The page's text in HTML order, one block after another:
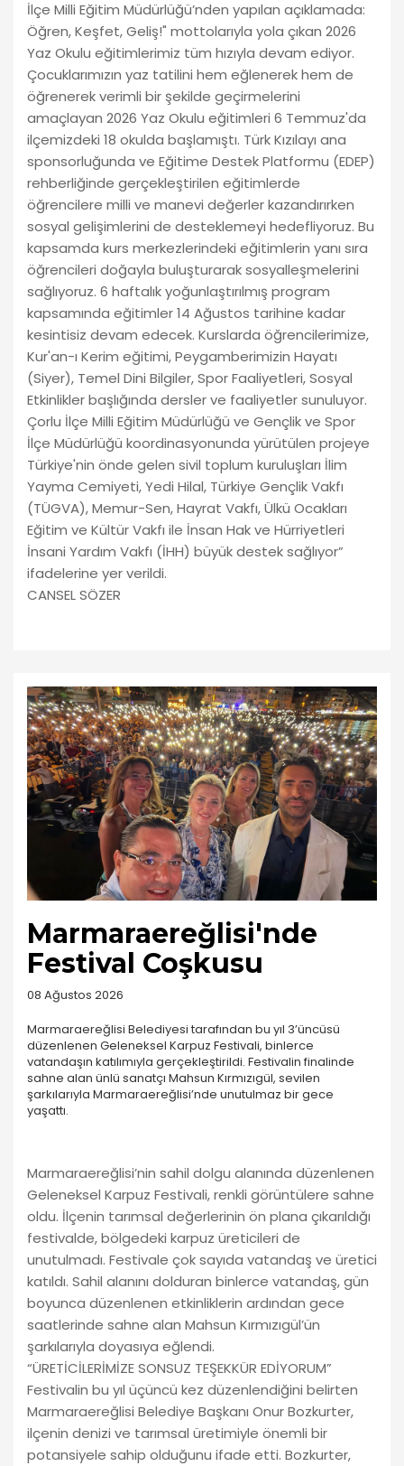
İlçe Milli Eğitim Müdürlüğü’nden yapılan açıklamada:
Öğren, Keşfet, Geliş!" mottolarıyla yola çıkan 2026
Yaz Okulu eğitimlerimiz tüm hızıyla devam ediyor.
Çocuklarımızın yaz tatilini hem eğlenerek hem de
öğrenerek verimli bir şekilde geçirmelerini
amaçlayan 2026 Yaz Okulu eğitimleri 6 Temmuz'da
ilçemizdeki 18 okulda başlamıştı. Türk Kızılayı ana
sponsorluğunda ve Eğitime Destek Platformu (EDEP)
rehberliğinde gerçekleştirilen eğitimlerde
öğrencilere milli ve manevi değerler kazandırırken
sosyal gelişimlerini de desteklemeyi hedefliyoruz. Bu
kapsamda kurs merkezlerindeki eğitimlerin yanı sıra
öğrencileri doğayla buluşturarak sosyalleşmelerini
sağlıyoruz. 6 haftalık yoğunlaştırılmış program
kapsamında eğitimler 14 Ağustos tarihine kadar
kesintisiz devam edecek. Kurslarda öğrencilerimize,
Kur'an-ı Kerim eğitimi, Peygamberimizin Hayatı
(Siyer), Temel Dini Bilgiler, Spor Faaliyetleri, Sosyal
Etkinlikler başlığında dersler ve faaliyetler sunuluyor.
Çorlu İlçe Milli Eğitim Müdürlüğü ve Gençlik ve Spor
İlçe Müdürlüğü koordinasyonunda yürütülen projeye
Türkiye'nin önde gelen sivil toplum kuruluşları İlim
Yayma Cemiyeti, Yedi Hilal, Türkiye Gençlik Vakfı
(TÜGVA), Memur-Sen, Hayrat Vakfı, Ülkü Ocakları
Eğitim ve Kültür Vakfı ile İnsan Hak ve Hürriyetleri
İnsani Yardım Vakfı (İHH) büyük destek sağlıyor”
ifadelerine yer verildi.
CANSEL SÖZER
Marmaraereğlisi'nde
Festival Coşkusu
08 Ağustos 2026
Marmaraereğlisi Belediyesi tarafından bu yıl 3’üncüsü
düzenlenen Geleneksel Karpuz Festivali, binlerce
vatandaşın katılımıyla gerçekleştirildi. Festivalin finalinde
sahne alan ünlü sanatçı Mahsun Kırmızıgül, sevilen
şarkılarıyla Marmaraereğlisi’nde unutulmaz bir gece
yaşattı.
Marmaraereğlisi’nin sahil dolgu alanında düzenlenen
Geleneksel Karpuz Festivali, renkli görüntülere sahne
oldu. İlçenin tarımsal değerlerinin ön plana çıkarıldığı
festivalde, bölgedeki karpuz üreticileri de
unutulmadı. Festivale çok sayıda vatandaş ve üretici
katıldı. Sahil alanını dolduran binlerce vatandaş, gün
boyunca düzenlenen etkinliklerin ardından gece
saatlerinde sahne alan Mahsun Kırmızıgül’ün
şarkılarıyla doyasıya eğlendi.
“ÜRETİCİLERİMİZE SONSUZ TEŞEKKÜR EDİYORUM”
Festivalin bu yıl üçüncü kez düzenlendiğini belirten
Marmaraereğlisi Belediye Başkanı Onur Bozkurter,
ilçenin denizi ve tarımsal üretimiyle önemli bir
potansiyele sahip olduğunu ifade etti. Bozkurter,